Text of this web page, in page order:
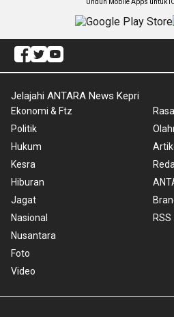
Unduh Mobile Apps untuk
Jelajahi ANTARA News Kepri
Ekonomi & Ftz
Politik
Hukum
Kesra
Hiburan
Jagat
Nasional
Nusantara
Foto
Video
RSS